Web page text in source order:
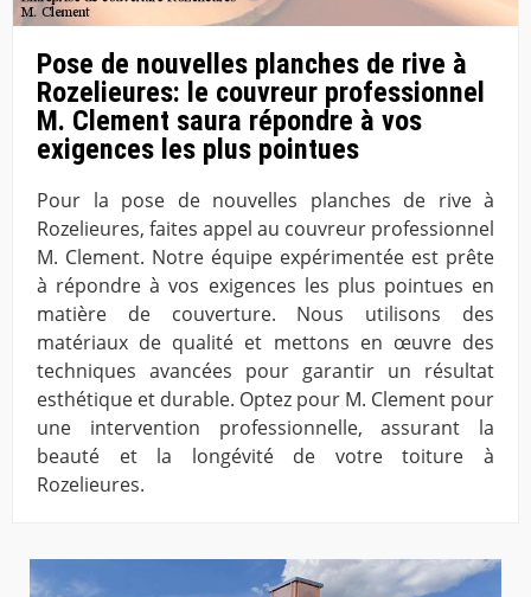
Pose de nouvelles planches de rive à
Rozelieures: le couvreur professionnel
M. Clement saura répondre à vos
exigences les plus pointues
Pour la pose de nouvelles planches de rive à
Rozelieures, faites appel au couvreur professionnel
M. Clement. Notre équipe expérimentée est prête
à répondre à vos exigences les plus pointues en
matière de couverture. Nous utilisons des
matériaux de qualité et mettons en œuvre des
techniques avancées pour garantir un résultat
esthétique et durable. Optez pour M. Clement pour
une intervention professionnelle, assurant la
beauté et la longévité de votre toiture à
Rozelieures.